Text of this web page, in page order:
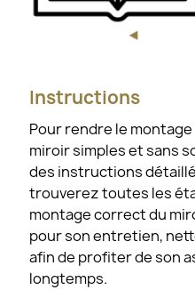
Instructions
Pour rendre le
miroir simples et sans
des instructions
trouverez toutes les
montage correct du
pour son entretien,
afin de profiter de son
longtemps.